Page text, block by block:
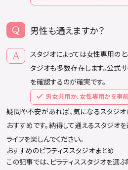
男性も通えますか？
スタジオによっては女性専用の
タジオも多数存在します。公式
を確認するのが確実です。
男女共用か、女性専用かを事前
疑問や不安があれば、気になるスタジ
おすすめです。納得して通えるスタジオ
ライフを楽しんでください。
おすすめのピラティススタジオまとめ
この記事では、ピラティススタジオを選